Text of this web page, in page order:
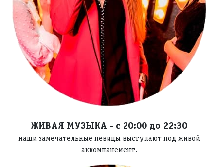
ЖИВАЯ МУЗЫКА - с 20:00 до 22:30
наши замечательные певицы выступают под живой
аккомпанемент.